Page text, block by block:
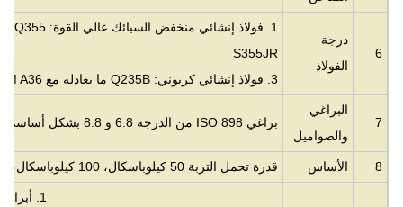
6
درجة
الفولاذ
1. فولاذ إنشائي منخفض السبائك عالي القوة: Q355 أو ما يعادله مع
S355JR
3. فولاذ إنشائي كربوني: Q235B ما يعادله مع ASTM A36 أو S235JR
7
البراغي
والصواميل
براغي ISO 898 من الدرجة 6.8 و 8.8 بشكل أساسي
8 الأساس قدرة تحمل التربة 50 كيلوباسكال، 100 كيلوباسكال، 150 كيلوباسكال إلخ.
1. أبراج زاوية قائمة بذاتها بثلاثة أو أربعة أرجل